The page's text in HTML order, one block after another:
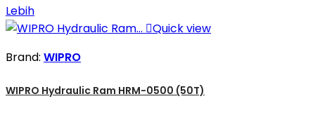
Lebih
Quick view
Brand: WIPRO
WIPRO Hydraulic Ram HRM-0500 (50T)